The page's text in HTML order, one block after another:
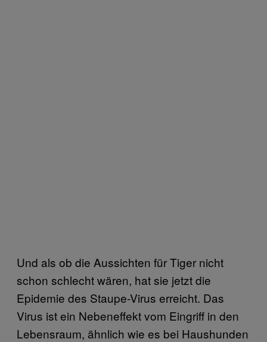
Und als ob die Aussichten für Tiger nicht
schon schlecht wären, hat sie jetzt die
Epidemie des Staupe-Virus erreicht. Das
Virus ist ein Nebeneffekt vom Eingriff in den
Lebensraum, ähnlich wie es bei Haushunden